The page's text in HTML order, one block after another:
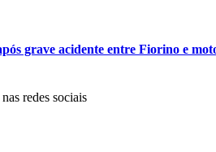
grave acidente entre Fiorino e
nas redes sociais